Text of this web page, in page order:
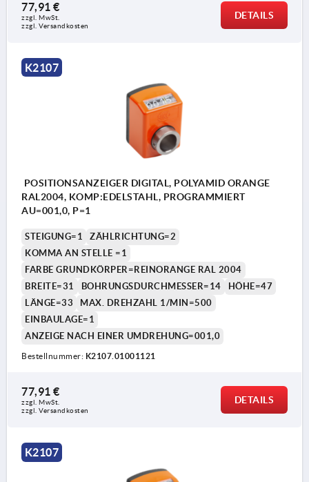
77,91 €
zzgl. MwSt.
zzgl. Versandkosten
DETAILS
K2107
POSITIONSANZEIGER DIGITAL, POLYAMID ORANGE
RAL2004, KOMP:EDELSTAHL, PROGRAMMIERT
AU=001,0, P=1
STEIGUNG=1
ZÄHLRICHTUNG=2
KOMMA AN STELLE =1
FARBE GRUNDKÖRPER=REINORANGE RAL 2004
BREITE=31
BOHRUNGSDURCHMESSER=14
HÖHE=47
LÄNGE=33
MAX. DREHZAHL 1/MIN=500
EINBAULAGE=1
ANZEIGE NACH EINER UMDREHUNG=001,0
Bestellnummer: K2107.01001121
77,91 €
zzgl. MwSt.
zzgl. Versandkosten
DETAILS
K2107